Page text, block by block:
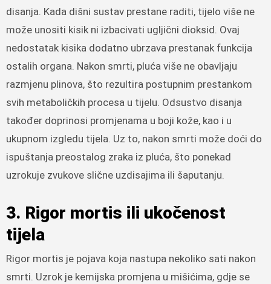
disanja. Kada dišni sustav prestane raditi, tijelo više ne
može unositi kisik ni izbacivati ugljični dioksid. Ovaj
nedostatak kisika dodatno ubrzava prestanak funkcija
ostalih organa. Nakon smrti, pluća više ne obavljaju
razmjenu plinova, što rezultira postupnim prestankom
svih metaboličkih procesa u tijelu. Odsustvo disanja
također doprinosi promjenama u boji kože, kao i u
ukupnom izgledu tijela. Uz to, nakon smrti može doći do
ispuštanja preostalog zraka iz pluća, što ponekad
uzrokuje zvukove slične uzdisajima ili šaputanju.
3. Rigor mortis ili ukočenost
tijela
Rigor mortis je pojava koja nastupa nekoliko sati nakon
smrti. Uzrok je kemijska promjena u mišićima, gdje se